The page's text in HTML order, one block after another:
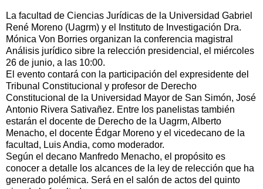
La facultad de Ciencias Jurídicas de la Universidad Gabriel
René Moreno (Uagrm) y el Instituto de Investigación Dra.
Mónica Von Borries organizan la conferencia magistral
Análisis jurídico sibre la relección presidencial, el miércoles
26 de junio, a las 10:00.
El evento contará con la participación del expresidente del
Tribunal Constitucional y profesor de Derecho
Constitucional de la Universidad Mayor de San Simón, José
Antonio Rivera Sativañez. Entre los panelistas también
estarán el docente de Derecho de la Uagrm, Alberto
Menacho, el docente Édgar Moreno y el vicedecano de la
facultad, Luis Andia, como moderador.
Según el decano Manfredo Menacho, el propósito es
conocer a detalle los alcances de la ley de relección que ha
generado polémica. Será en el salón de actos del quinto